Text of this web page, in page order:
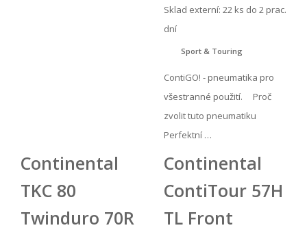
Sklad externí: 22 ks do 2 prac.
dní
Sport & Touring
ContiGO! - pneumatika pro
všestranné použití. Proč
zvolit tuto pneumatiku
Perfektní …
Continental
TKC 80
Twinduro 70R
Continental
ContiTour 57H
TL Front